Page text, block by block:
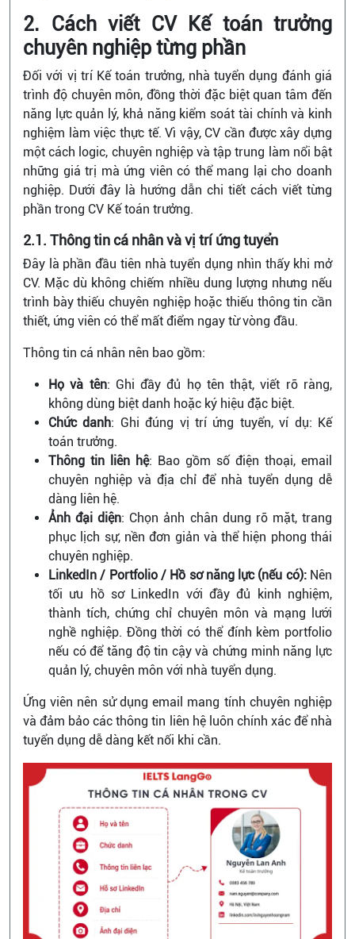
2. Cách viết CV Kế toán trưởng
chuyên nghiệp từng phần
Đối với vị trí Kế toán trưởng, nhà tuyển dụng đánh giá
trình độ chuyên môn, đồng thời đặc biệt quan tâm đến
năng lực quản lý, khả năng kiểm soát tài chính và kinh
nghiệm làm việc thực tế. Vì vậy, CV cần được xây dựng
một cách logic, chuyên nghiệp và tập trung làm nổi bật
những giá trị mà ứng viên có thể mang lại cho doanh
nghiệp. Dưới đây là hướng dẫn chi tiết cách viết từng
phần trong CV Kế toán trưởng.
2.1. Thông tin cá nhân và vị trí ứng tuyển
Đây là phần đầu tiên nhà tuyển dụng nhìn thấy khi mở
CV. Mặc dù không chiếm nhiều dung lượng nhưng nếu
trình bày thiếu chuyên nghiệp hoặc thiếu thông tin cần
thiết, ứng viên có thể mất điểm ngay từ vòng đầu.
Thông tin cá nhân nên bao gồm:
Họ và tên: Ghi đầy đủ họ tên thật, viết rõ ràng,
không dùng biệt danh hoặc ký hiệu đặc biệt.
Chức danh: Ghi đúng vị trí ứng tuyển, ví dụ: Kế
toán trưởng.
Thông tin liên hệ: Bao gồm số điện thoại, email
chuyên nghiệp và địa chỉ để nhà tuyển dụng dễ
dàng liên hệ.
Ảnh đại diện: Chọn ảnh chân dung rõ mặt, trang
phục lịch sự, nền đơn giản và thể hiện phong thái
chuyên nghiệp.
LinkedIn / Portfolio / Hồ sơ năng lực (nếu có):Nên
tối ưu hồ sơ LinkedIn với đầy đủ kinh nghiệm,
thành tích, chứng chỉ chuyên môn và mạng lưới
nghề nghiệp. Đồng thời có thể đính kèm portfolio
nếu có để tăng độ tin cậy và chứng minh năng lực
quản lý, chuyên môn với nhà tuyển dụng.
Ứng viên nên sử dụng email mang tính chuyên nghiệp
và đảm bảo các thông tin liên hệ luôn chính xác để nhà
tuyển dụng dễ dàng kết nối khi cần.